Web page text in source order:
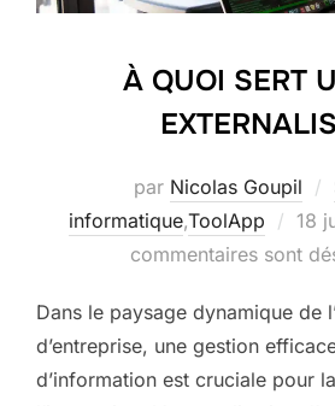
À QUOI SERT
par Nicolas Goupil
informatique,ToolApp
le
18
commentaires sont
Dans le paysage dynamique de
d’entreprise, une gestion
d’information est cruciale pour